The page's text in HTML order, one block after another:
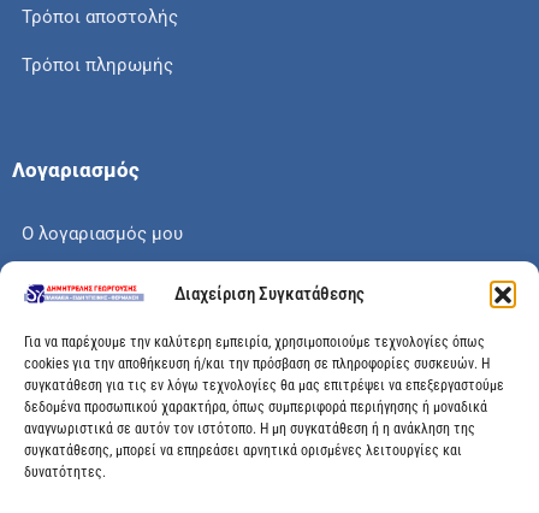
Διαχείριση Συγκατάθεσης
Για να παρέχουμε την καλύτερη εμπειρία, χρησιμοποιούμε τεχνολογίες όπως
cookies για την αποθήκευση ή/και την πρόσβαση σε πληροφορίες συσκευών. Η
συγκατάθεση για τις εν λόγω τεχνολογίες θα μας επιτρέψει να επεξεργαστούμε
δεδομένα προσωπικού χαρακτήρα, όπως συμπεριφορά περιήγησης ή μοναδικά
αναγνωριστικά σε αυτόν τον ιστότοπο. Η μη συγκατάθεση ή η ανάκληση της
συγκατάθεσης, μπορεί να επηρεάσει αρνητικά ορισμένες λειτουργίες και
δυνατότητες.
Τρόποι αποστολής
Τρόποι πληρωμής
Λογαριασμός
Ο λογαριασμός μου
Το καλάθι μου
Check out
Διεύθυνση